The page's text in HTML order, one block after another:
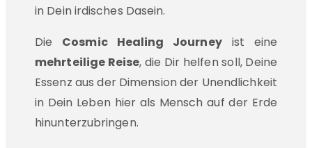
in Dein irdisches Dasein.
Die Cosmic Healing Journeyist eine
mehrteilige Reise, die Dir helfen soll, Deine
Essenz aus der Dimension der Unendlichkeit
in Dein Leben hier als Mensch auf der Erde
hinunterzubringen.